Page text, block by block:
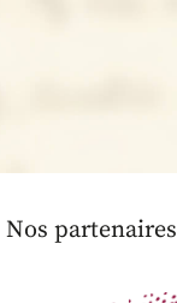
Nos partenaires